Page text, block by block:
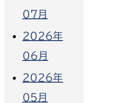
07月
2026年
06月
2026年
05月